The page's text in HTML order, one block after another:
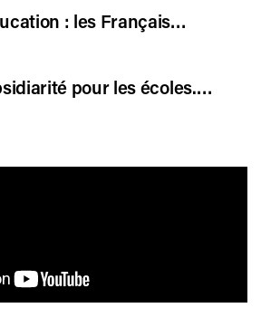
: les Français…
pour les écoles.…